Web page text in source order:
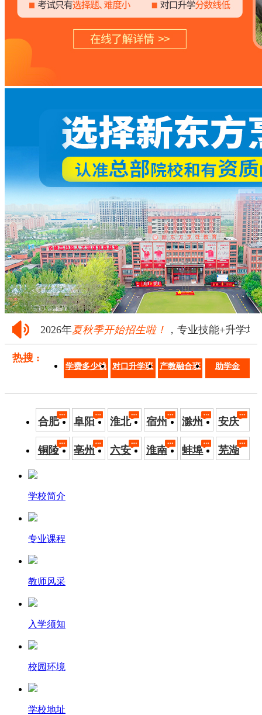
2026年夏秋季开始招生啦！ ，专业技能+升学培
热搜 :
学费多少钱 对口升学班 产教融合班 助学金
合肥 阜阳 淮北 宿州 滁州 安庆
铜陵 亳州 六安 淮南 蚌埠 芜湖
学校简介
专业课程
教师风采
入学须知
校园环境
学校地址